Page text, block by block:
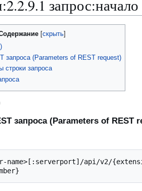
запрос:начало
запроса (Parameters of REST request)
строки запроса
запроса (Parameters of REST
api/v2/